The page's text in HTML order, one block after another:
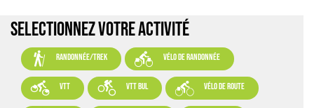
SELECTIONNEZ VOTRE ACTIVITÉ
 randonnée/trek  vélo de randonnée
 VTT  VTT BUL  vélo de route